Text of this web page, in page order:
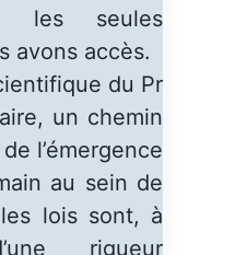
les seules
avons accès.
du Pr
un chemin
l’émergence
au sein de
lois sont, à
rigueur